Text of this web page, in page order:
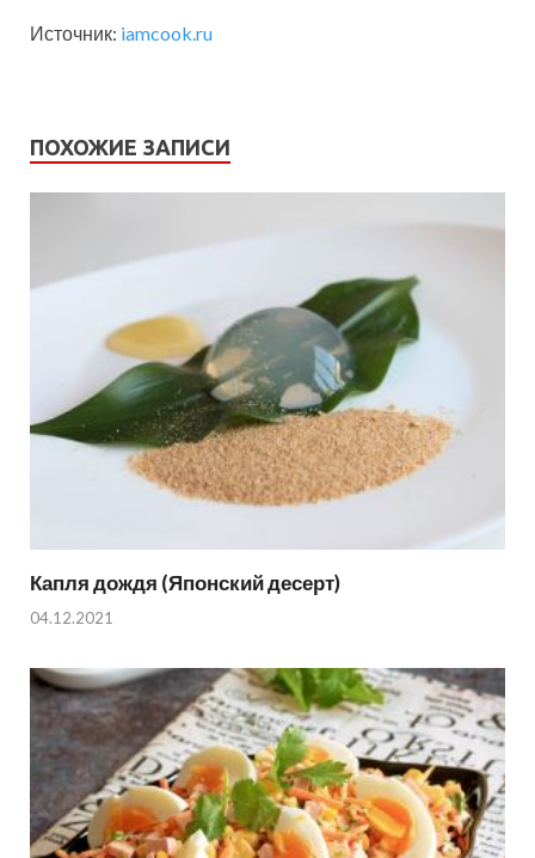
Источник: iamcook.ru
ПОХОЖИЕ ЗАПИСИ
Капля дождя (Японский десерт)
04.12.2021